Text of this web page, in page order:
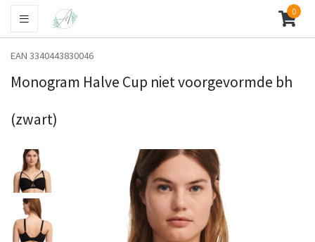
0
EAN 3340443830046
Monogram Halve Cup niet voorgevormde bh
(zwart)